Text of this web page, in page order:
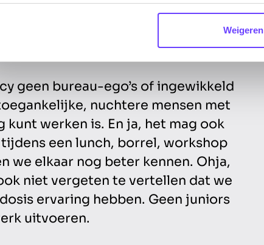
Weigeren
met je meedenkt, naast je staat en
aan groei. Groei van jouw
mensen.
geen bureau-ego’s of ingewikkeld
nuchtere mensen met
werken is. En ja, het mag ook
een lunch, borrel, workshop
we elkaar nog beter kennen. Ohja,
niet vergeten te vertellen dat we
ervaring hebben. Geen juniors
uitvoeren.